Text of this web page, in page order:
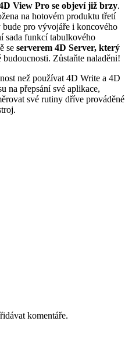
View Pro se objeví již brzy.
na hotovém produktu třetí
pro vývojáře i koncového
sada funkcí tabulkového
se serverem 4D Server, který
Zůstaňte naladěni!
než používat 4D Write a 4D
na přepsání své aplikace,
své rutiny dříve prováděné
komentáře.